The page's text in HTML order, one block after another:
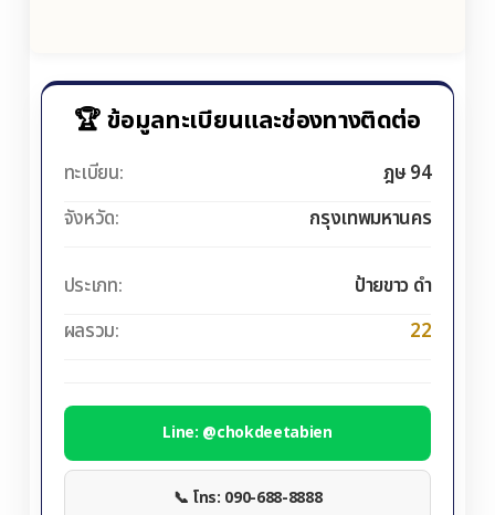
🏆 ข้อมูลทะเบียนและช่องทางติดต่อ
ทะเบียน:
ฎษ 94
จังหวัด:
กรุงเทพมหานคร
ประเภท:
ป้ายขาว ดำ
ผลรวม:
22
Line: @chokdeetabien
📞 โทร: 090-688-8888